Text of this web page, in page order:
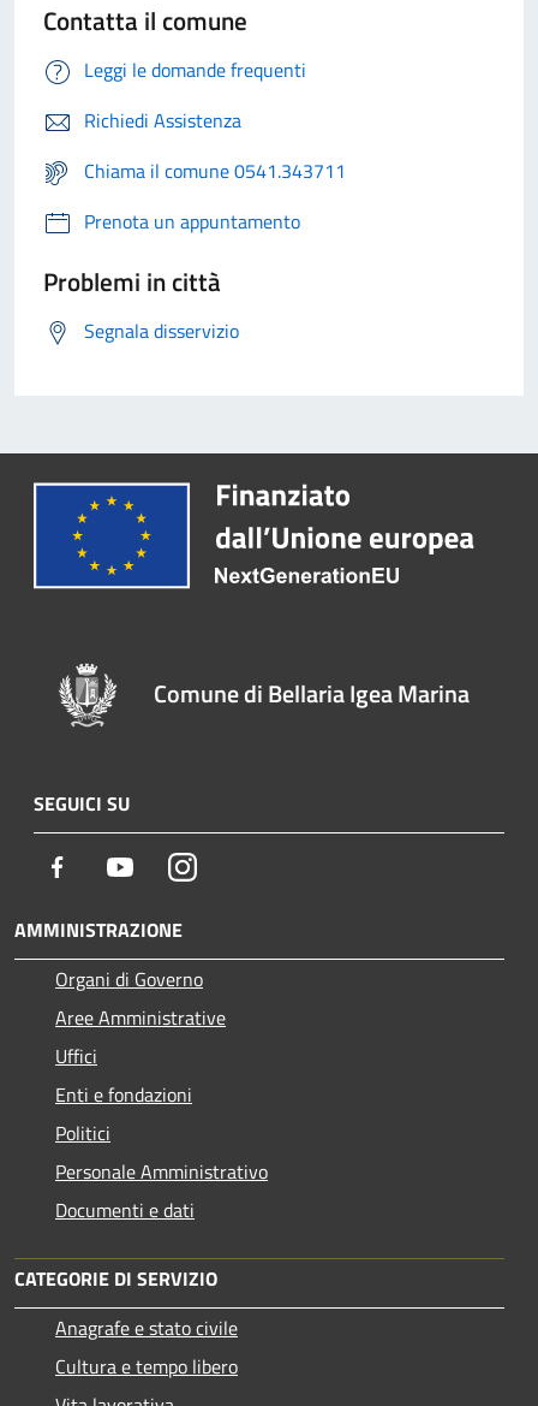
Contatta il comune
Leggi le domande frequenti
Richiedi Assistenza
Chiama il comune 0541.343711
Prenota un appuntamento
Problemi in città
Segnala disservizio
Comune di Bellaria Igea Marina
SEGUICI SU
Facebook YoutubeInstagram
AMMINISTRAZIONE
Organi di Governo
Aree Amministrative
Uffici
Enti e fondazioni
Politici
Personale Amministrativo
Documenti e dati
CATEGORIE DI SERVIZIO
Anagrafe e stato civile
Cultura e tempo libero